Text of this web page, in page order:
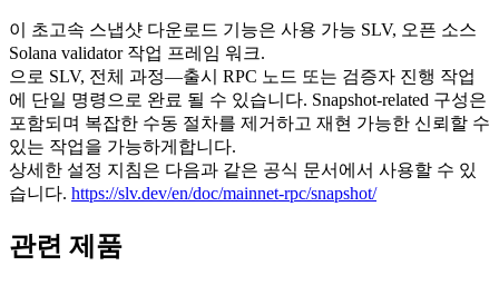
이 초고속 스냅샷 다운로드 기능은 사용 가능 SLV, 오픈 소스
Solana validator 작업 프레임 워크.
으로 SLV, 전체 과정—출시 RPC 노드 또는 검증자 진행 작업
에 단일 명령으로 완료 될 수 있습니다. Snapshot-related 구성은
포함되며 복잡한 수동 절차를 제거하고 재현 가능한 신뢰할 수
있는 작업을 가능하게합니다.
상세한 설정 지침은 다음과 같은 공식 문서에서 사용할 수 있
습니다. https://slv.dev/en/doc/mainnet-rpc/snapshot/
관련 제품